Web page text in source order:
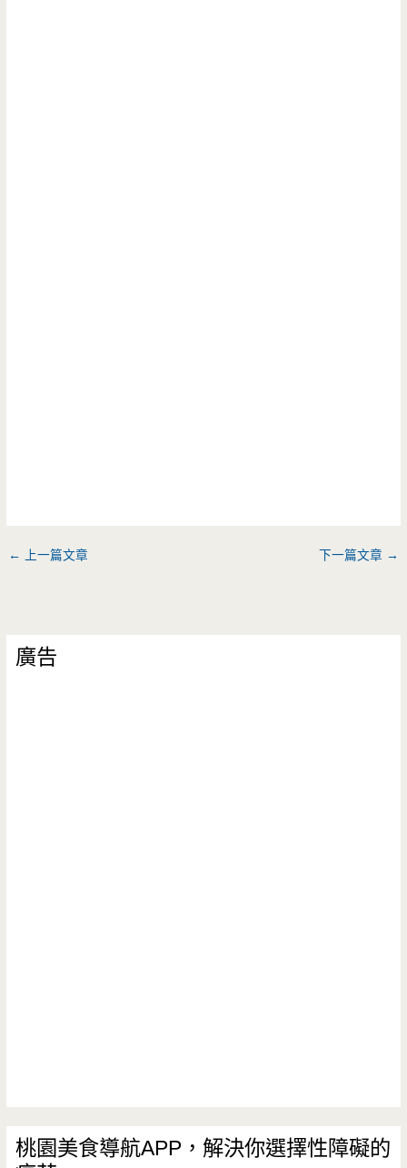
← 上一篇文章 下一篇文章 →
廣告
桃園美食導航APP，解決你選擇性障礙的